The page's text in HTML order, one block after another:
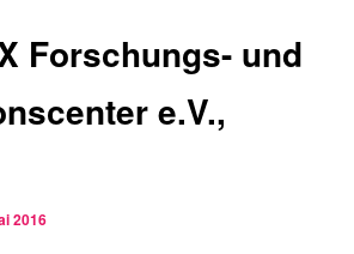
Forschungs- und
e.V.,
2016